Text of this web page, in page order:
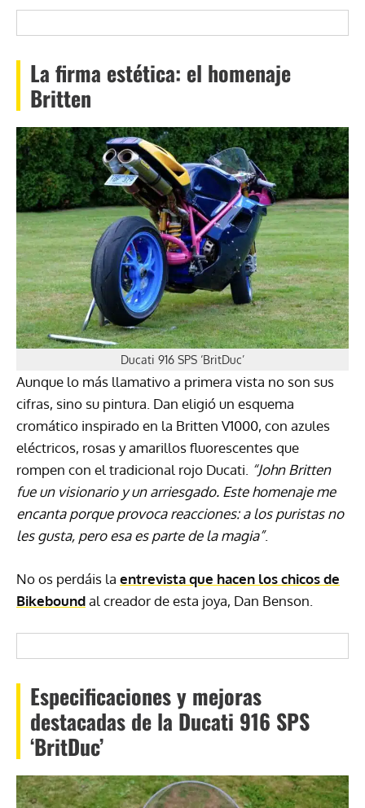
La firma estética: el homenaje
Britten
Ducati 916 SPS ‘BritDuc’
Aunque lo más llamativo a primera vista no son sus
cifras, sino su pintura. Dan eligió un esquema
cromático inspirado en la Britten V1000, con azules
eléctricos, rosas y amarillos fluorescentes que
rompen con el tradicional rojo Ducati. “John Britten
fue un visionario y un arriesgado. Este homenaje me
encanta porque provoca reacciones: a los puristas no
les gusta, pero esa es parte de la magia”.
No os perdáis la entrevista que hacen los chicos de
Bikeboundal creador de esta joya, Dan Benson.
Especificaciones y mejoras
destacadas de la Ducati 916 SPS
‘BritDuc’